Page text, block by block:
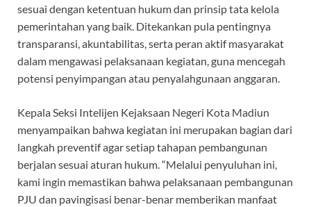
sesuai dengan ketentuan hukum dan prinsip tata kelola
pemerintahan yang baik. Ditekankan pula pentingnya
transparansi, akuntabilitas, serta peran aktif masyarakat
dalam mengawasi pelaksanaan kegiatan, guna mencegah
potensi penyimpangan atau penyalahgunaan anggaran.
Kepala Seksi Intelijen Kejaksaan Negeri Kota Madiun
menyampaikan bahwa kegiatan ini merupakan bagian dari
langkah preventif agar setiap tahapan pembangunan
berjalan sesuai aturan hukum. “Melalui penyuluhan ini,
kami ingin memastikan bahwa pelaksanaan pembangunan
PJU dan pavingisasi benar-benar memberikan manfaat